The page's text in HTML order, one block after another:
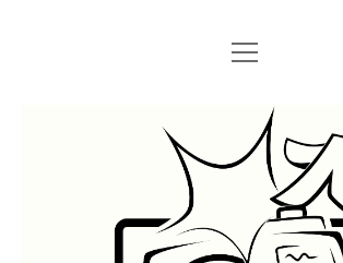
STARTSEITE
BERLIN GRAFFITI
Menü
öffnen
BERLIN BOMBINGS
BERLIN SUBWAY
HOTTER FRAGT…
ROSTOCK
Menü
öffnen
Hustlehorst